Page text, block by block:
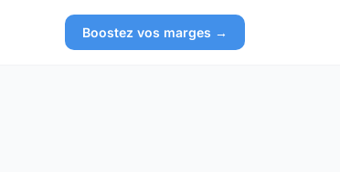
Boostez vos marges →